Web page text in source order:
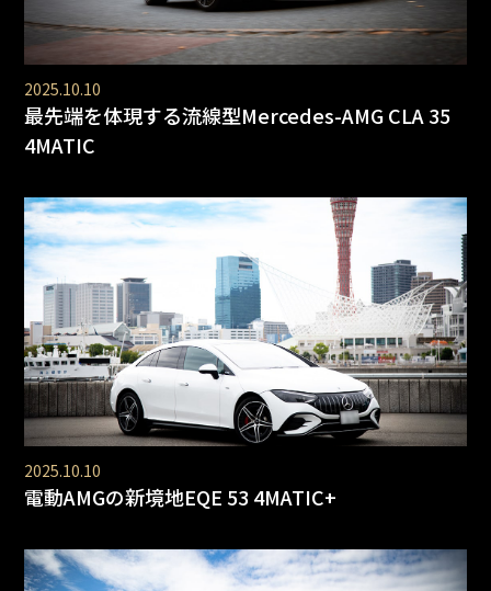
2025.10.10
最先端を体現する流線型Mercedes-AMG CLA 35
4MATIC
2025.10.10
電動AMGの新境地EQE 53 4MATIC+